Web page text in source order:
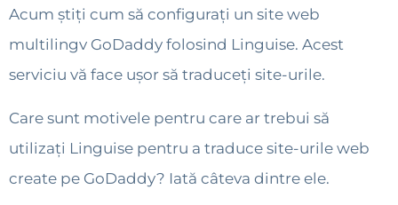
Acum știți cum să configurați un site web
multilingv GoDaddy folosind Linguise. Acest
serviciu vă face ușor să traduceți site-urile.
Care sunt motivele pentru care ar trebui să
utilizați Linguise pentru a traduce site-urile web
create pe GoDaddy? Iată câteva dintre ele.